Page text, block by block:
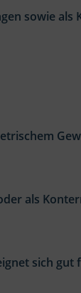
sowie
als
sich